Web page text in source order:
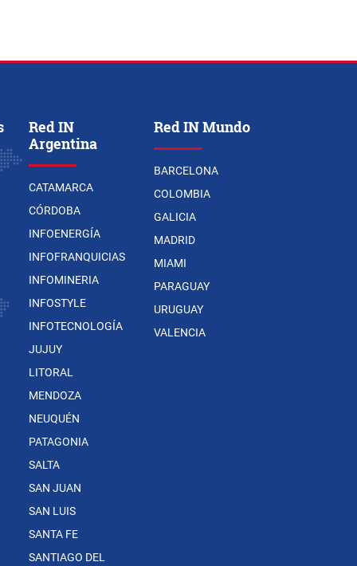
Red IN
Argentina
CATAMARCA
CÓRDOBA
INFOENERGÍA
INFOFRANQUICIAS
INFOMINERIA
INFOSTYLE
INFOTECNOLOGÍA
JUJUY
LITORAL
MENDOZA
NEUQUÉN
PATAGONIA
SALTA
SAN JUAN
SAN LUIS
SANTA FE
SANTIAGO DEL
Red IN Mundo
BARCELONA
COLOMBIA
GALICIA
MADRID
MIAMI
PARAGUAY
URUGUAY
VALENCIA